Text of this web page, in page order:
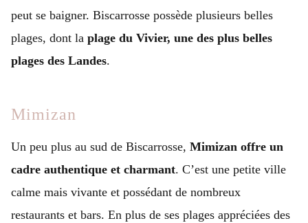
peut se baigner. Biscarrosse possède plusieurs belles
plages, dont la plage du Vivier, une des plus belles
plages des Landes.
Mimizan
Un peu plus au sud de Biscarrosse, Mimizan offre un
cadre authentique et charmant. C’est une petite ville
calme mais vivante et possédant de nombreux
restaurants et bars. En plus de ses plages appréciées des